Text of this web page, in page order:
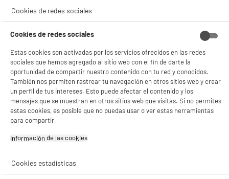
and dislikes by gathering and remembering information
We use traffic log cookies to identify which pages are
traffic and improve our website in order to tailor it to
customer needs. We only use this information for
statistical analysis purposes and then the data is removed
from the system.
Overall, cookies help us provide you with a better website,
by enabling us to monitor which pages you find useful and
your computer or any information about you, other than
accept or decline cookies. Most web browsers
automatically accept cookies, but you can usually modify
Cookies de redes sociales
Cookies de redes sociales
Estas cookies son activadas por los servicios ofrecidos en las redes
sociales que hemos agregado al sitio web con el fin de darte la
oportunidad de compartir nuestro contenido con tu red y conocidos.
También nos permiten rastrear tu navegación en otros sitios web y crear
un perfil de tus intereses. Esto puede afectar el contenido y los
mensajes que se muestran en otros sitios web que visitas. Si no permites
estas cookies, es posible que no puedas usar o ver estas herramientas
para compartir.
Información de las cookies‎
Cookies estadísticas